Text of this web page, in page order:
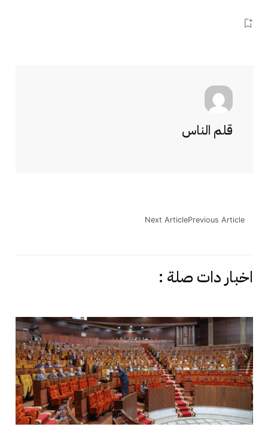
قلم الناس
Previous Article
Next Article
اخبار دات صلة :